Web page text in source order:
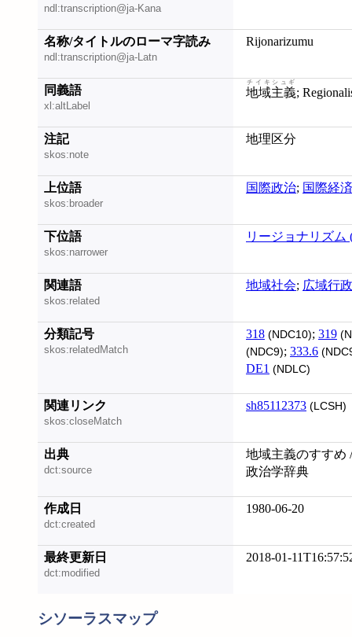
ndl:transcription@ja-Kana
名称/タイトルのローマ字読み
ndl:transcription@ja-Latn
Rijonarizumu
同義語
xl:altLabel
地域主義
チイキシュギ
;
注記
skos:note
地理区分
上位語
skos:broader
国際政治; 国際経済
下位語
skos:narrower
リージョナリズム
関連語
skos:related
地域社会; 広域行政
分類記号
skos:relatedMatch
318 (NDC10); 319
(NDC9); 333.6
DE1 (NDLC)
関連リンク
skos:closeMatch
sh85112373 (LCSH)
出典
dct:source
地域主義のすすめ
政治学辞典
作成日
dct:created
1980-06-20
最終更新日
dct:modified
2018-01-
シソーラスマップ